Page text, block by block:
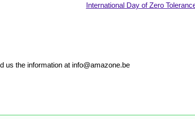
International Day of Zero
us the information at info@amazone.be